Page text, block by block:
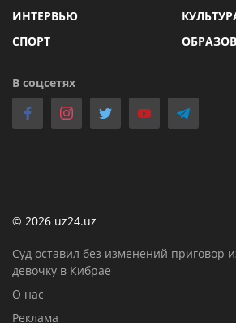
ИНТЕРВЬЮ
СПОРТ
В соцсетях
© 2026 uz24.uz
Суд оставил без изменений приговор
девочку в Кибрае
О нас
Реклама